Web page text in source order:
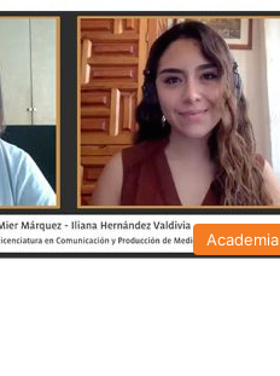
Academia